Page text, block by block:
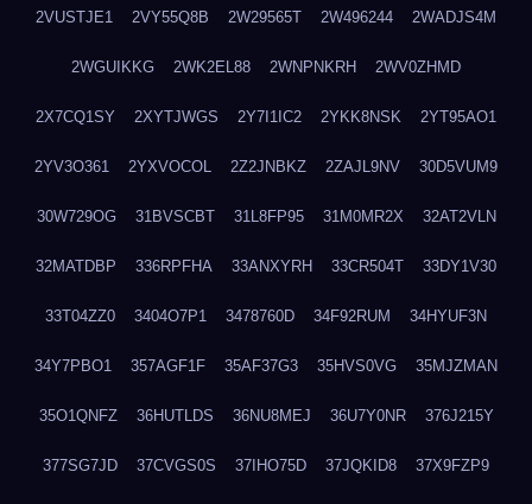
2VUSTJE1 2VY55Q8B 2W29565T 2W496244 2WADJS4M
2WGUIKKG 2WK2EL88 2WNPNKRH 2WV0ZHMD
2X7CQ1SY 2XYTJWGS 2Y7I1IC2 2YKK8NSK 2YT95AO1
2YV3O361 2YXVOCOL 2Z2JNBKZ 2ZAJL9NV 30D5VUM9
30W729OG 31BVSCBT 31L8FP95 31M0MR2X 32AT2VLN
32MATDBP 336RPFHA 33ANXYRH 33CR504T 33DY1V30
33T04ZZ0 3404O7P1 3478760D 34F92RUM 34HYUF3N
34Y7PBO1 357AGF1F 35AF37G3 35HVS0VG 35MJZMAN
35O1QNFZ 36HUTLDS 36NU8MEJ 36U7Y0NR 376J215Y
377SG7JD 37CVGS0S 37IHO75D 37JQKID8 37X9FZP9